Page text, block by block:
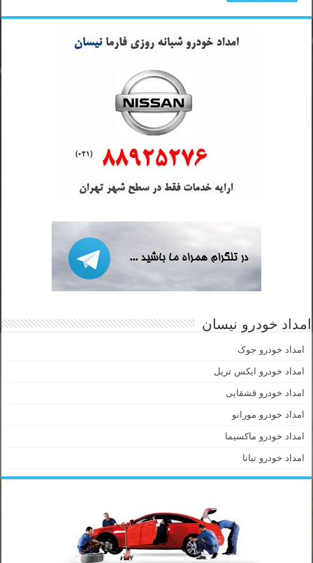
امداد خودرو نیسان
امداد خودرو جوک
امداد خودرو ایکس تریل
امداد خودرو قشقایی
امداد خودرو مورانو
امداد خودرو ماکسیما
امداد خودرو تیانا